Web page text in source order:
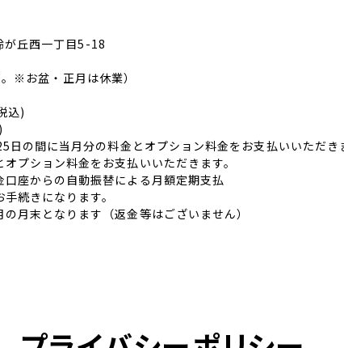
丘西一丁目5-18
※お盆・正月は休業）
込)
の間に当月分の料金とオプション料金をお支払いいただき
プション料金をお支払いいただきます。
座からの自動振替による月額定期支払
続きになります。
月末となります（返金等はございません）